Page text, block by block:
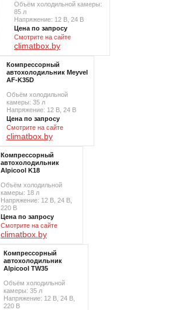
Объём холодильной камеры:
85 л
Напряжение: 12 В, 24 В
Цена по запросу
Смотрите на сайте
climatbox.by
Компрессорный
автохолодильник Meyvel
AF-K35D
Объём холодильной
камеры: 35 л
Напряжение: 12 В, 24 В
Цена по запросу
Смотрите на сайте
climatbox.by
Компрессорный
автохолодильник
Alpicool K18
Объём холодильной
камеры: 18 л
Напряжение: 12 В, 24 В,
220 В
Цена по запросу
Смотрите на сайте
climatbox.by
Компрессорный
автохолодильник
Alpicool TW35
Объём холодильной
камеры: 35 л
Напряжение: 12 В, 24 В,
220 В